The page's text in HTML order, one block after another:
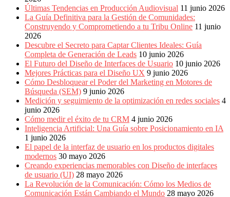
Últimas Tendencias en Producción Audiovisual 11 junio 2026
La Guía Definitiva para la Gestión de Comunidades:
Construyendo y Comprometiendo a tu Tribu Online 11 junio
2026
Descubre el Secreto para Captar Clientes Ideales: Guía
Completa de Generación de Leads 10 junio 2026
El Futuro del Diseño de Interfaces de Usuario 10 junio 2026
Mejores Prácticas para el Diseño UX 9 junio 2026
Cómo Desbloquear el Poder del Marketing en Motores de
Búsqueda (SEM) 9 junio 2026
Medición y seguimiento de la optimización en redes sociales 4
junio 2026
Cómo medir el éxito de tu CRM 4 junio 2026
Inteligencia Artificial: Una Guía sobre Posicionamiento en IA
1 junio 2026
El papel de la interfaz de usuario en los productos digitales
modernos 30 mayo 2026
Creando experiencias memorables con Diseño de interfaces
de usuario (UI) 28 mayo 2026
La Revolución de la Comunicación: Cómo los Medios de
Comunicación Están Cambiando el Mundo 28 mayo 2026